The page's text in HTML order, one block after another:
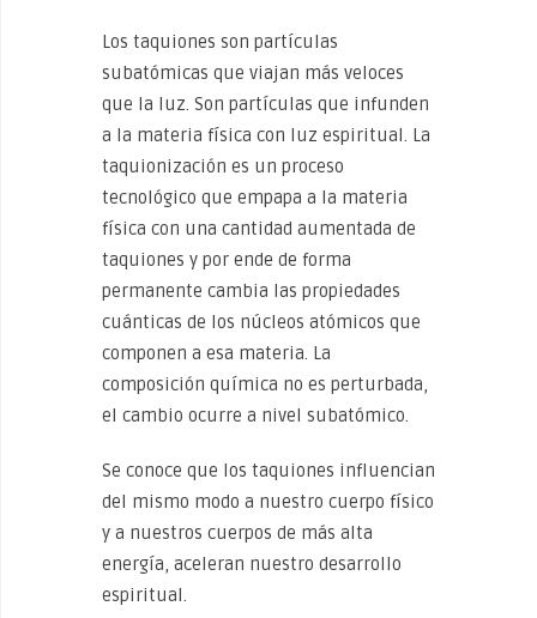
Los taquiones son partículas
subatómicas que viajan más veloces
que la luz. Son partículas que infunden
a la materia física con luz espiritual. La
taquionización es un proceso
tecnológico que empapa a la materia
física con una cantidad aumentada de
taquiones y por ende de forma
permanente cambia las propiedades
cuánticas de los núcleos atómicos que
componen a esa materia. La
composición química no es perturbada,
el cambio ocurre a nivel subatómico.
Se conoce que los taquiones influencian
del mismo modo a nuestro cuerpo físico
y a nuestros cuerpos de más alta
energía, aceleran nuestro desarrollo
espiritual.